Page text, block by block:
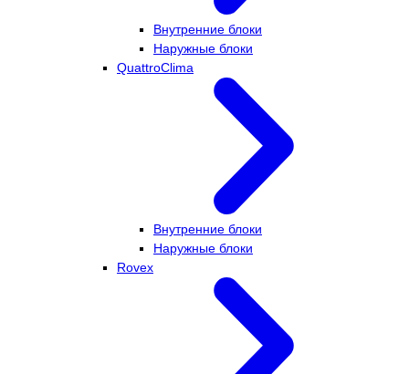
Внутренние блоки
Наружные блоки
QuattroClima
Внутренние блоки
Наружные блоки
Rovex